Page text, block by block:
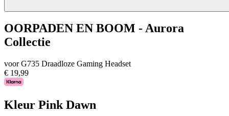
OORPADEN EN BOOM - Aurora
Collectie
voor G735 Draadloze Gaming Headset
€ 19,99
Kleur Pink Dawn